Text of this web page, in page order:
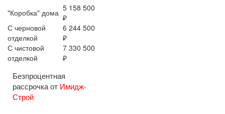
"Коробка" дома 5 158 500
₽
С черновой
отделкой
6 244 500
₽
С чистовой
отделкой
7 330 500
₽
Безпроцентная
рассрочка от Имидж-
Строй